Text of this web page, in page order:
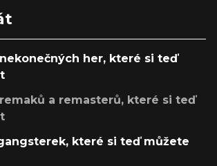
her, které si teď
a remasterů, které si teď
které si teď můžete